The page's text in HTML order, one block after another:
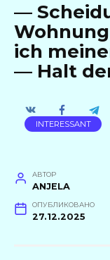
—
ich
— Halt
INTERESSANT
АВТОР
ANJELA
ОПУБЛИКОВАНО
27.12.2025